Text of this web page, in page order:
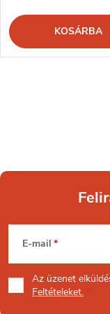
KOSÁRBA
L
á
b
E-mail
Az üzenet
Feltételeket.